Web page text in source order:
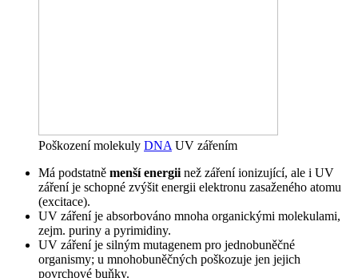
Poškození molekuly DNA UV zářením
Má podstatně menší energii než záření ionizující, ale i UV
záření je schopné zvýšit energii elektronu zasaženého atomu
(excitace).
UV záření je absorbováno mnoha organickými molekulami,
zejm. puriny a pyrimidiny.
UV záření je silným mutagenem pro jednobuněčné
organismy; u mnohobuněčných poškozuje jen jejich
povrchové buňky.